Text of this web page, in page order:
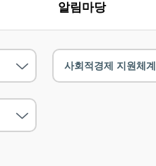
알림마당
사회적경제 지원체계